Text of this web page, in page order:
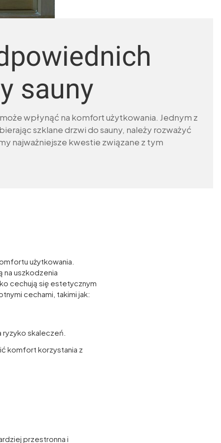
sauny
wpłynąć na komfort użytkowania. Jednym z
szklane drzwi do sauny, należy rozważyć
najważniejsze kwestie związane z tym
użytkowania.
na uszkodzenia
cechują się estetycznym
cechami, takimi jak:
skaleczeń.
komfort korzystania z
przestronna i